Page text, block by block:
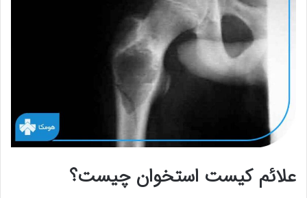
علائم کیست استخوان چیست؟